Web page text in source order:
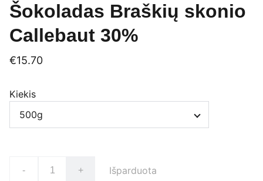
Šokoladas Braškių skonio
Callebaut 30%
€15.70
Kiekis
- + Išparduota